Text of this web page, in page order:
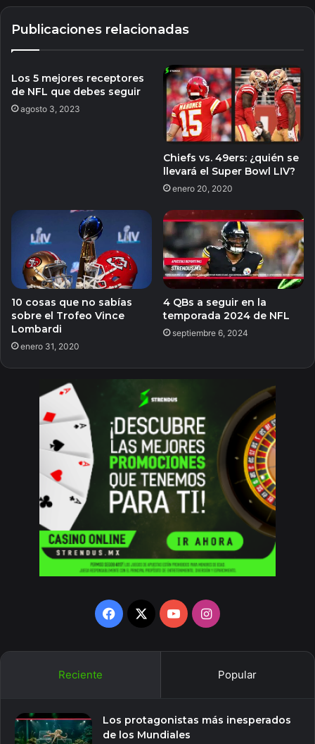
Publicaciones relacionadas
Los 5 mejores receptores
de NFL que debes seguir
agosto 3, 2023
Chiefs vs. 49ers: ¿quién se
llevará el Super Bowl LIV?
enero 20, 2020
10 cosas que no sabías
sobre el Trofeo Vince
Lombardi
enero 31, 2020
4 QBs a seguir en la
temporada 2024 de NFL
septiembre 6, 2024
Facebook
X YouTubeInstagram
Reciente Popular
Los protagonistas más inesperados
de los Mundiales